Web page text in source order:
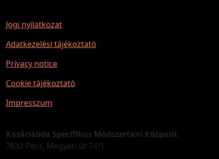
Jogi nyilatkozat
Adatkezelési tájékoztató
Privacy notice
Cookie tájékoztató
Impresszum
Kosárlabda Specifikus Módszertani Központ
7632 Pécs, Megyeri út 74/1.